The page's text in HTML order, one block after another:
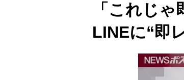
「これじ
LINEに“即